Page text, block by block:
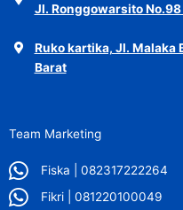
Jl. Ronggowarsito No.98
Ruko kartika, Jl. Malaka
Barat
Team Marketing
Fiska | 082317222264
Fikri | 081220100049